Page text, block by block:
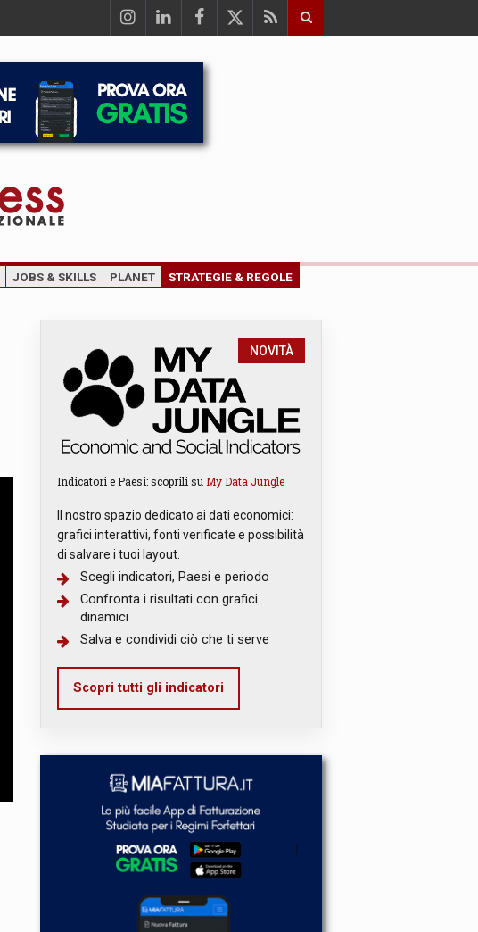
JOBS & SKILLS PLANET STRATEGIE & REGOLE
NOVITÀ
Indicatori e Paesi: scoprili su My Data Jungle
Il nostro spazio dedicato ai dati economici:
grafici interattivi, fonti verificate e possibilità
di salvare i tuoi layout.
Scegli indicatori, Paesi e periodo
Confronta i risultati con grafici
dinamici
Salva e condividi ciò che ti serve
Scopri tutti gli indicatori